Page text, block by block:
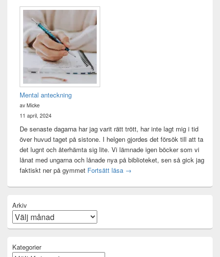
Mental anteckning
av Micke
11 april, 2024
De senaste dagarna har jag varit rätt trött, har inte lagt mig i tid
över huvud taget på sistone. I helgen gjordes det försök till att ta
det lugnt och återhämta sig lite. Vi lämnade igen böcker som vi
lånat med ungarna och lånade nya på biblioteket, sen så gick jag
faktiskt ner på gymmet Fortsätt läsa Mental anteckning
→
Arkiv
Kategorier